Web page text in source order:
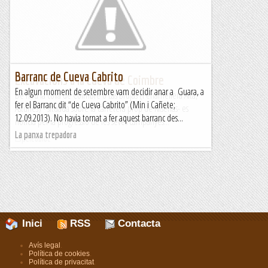
Excavacions a la cueva de Coimbre
De nou la cova de Coimbre o Las Brujas (Peñamellera Alta,
Asturies) - situada sobre la carretera prop de Niserias- es
noticia per la progressió de les seves campanyes...
Espeleobloc
Barranc de Cueva Cabrito
En algun moment de setembre vam decidir anar a Guara, a
fer el Barranc dit “de Cueva Cabrito” (Min i Cañete;
12.09.2013). No havia tornat a fer aquest barranc des...
La panxa trepadora
Inici RSS Contacta
Avís legal .
Política de cookies.
Política de privacitat.